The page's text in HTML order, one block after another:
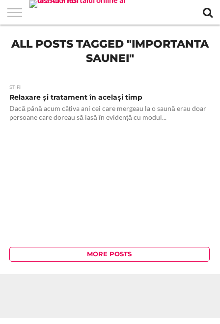
STIRI
APARTAMENTE
NOI IASI
STIRI
IASI
JOBS
IN
FILME
LA
CLUBURI /
DISCOTECI
BARURI /
CAFENELE
SALI DE
FORTA
SALOANE DE
INFRUMUSETARE
AGENTII
DE
RESTAURANTE
IN IASI
PIZZA
IN
PISCINA
IN IASI
FLORARII
RADIO
LIVE
SPALATORII
AUTO
TRACTARI
AUTO
TAXI
IN
CINEMA
TEATRU
HOTELURI
/
TEREN
SPORTIV
TEREN
TENIS
FARMACII
NON
COFFEE-
TO-GO
FIRME DE
PUBLICITATE
RENT
A
ALL POSTS TAGGED "IMPORTANTA
SAUNEI"
STIRI
Relaxare și tratament în același timp
Dacă până acum câțiva ani cei care mergeau la o saună erau doar
persoane care doreau să iasă în evidență cu modul...
MORE POSTS